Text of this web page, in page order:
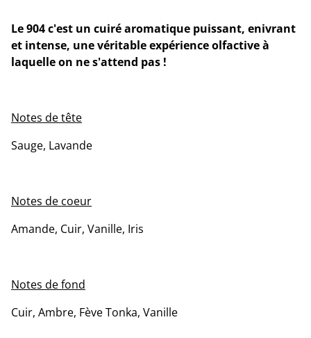
Le 904 c'est un cuiré aromatique puissant, enivrant
et intense, une véritable expérience olfactive à
laquelle on ne s'attend pas !
Notes de tête
Sauge, Lavande
Notes de coeur
Amande, Cuir, Vanille, Iris
Notes de fond
Cuir, Ambre, Fève Tonka, Vanille